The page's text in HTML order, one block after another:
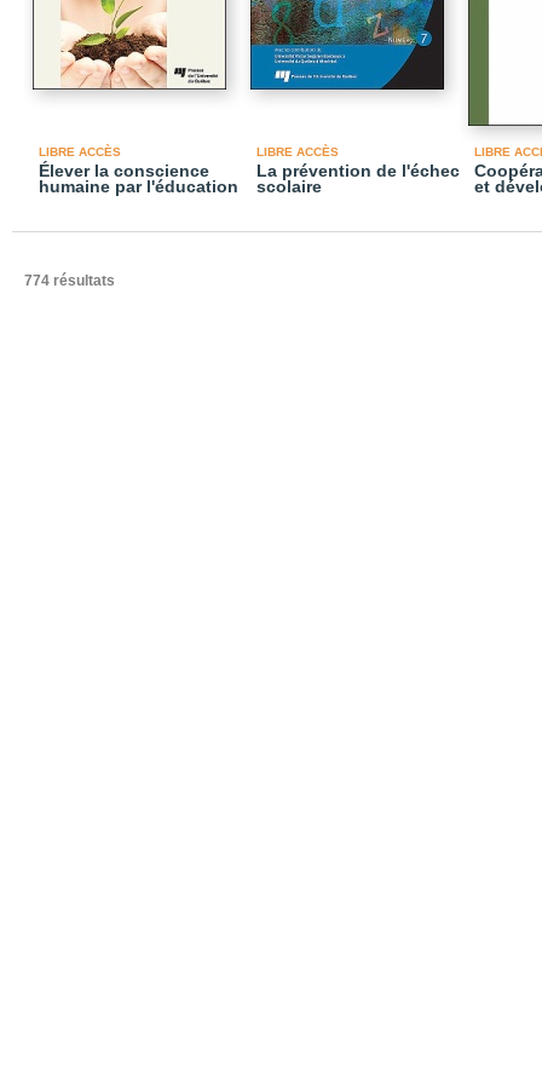
LIBRE ACCÈS
Élever la conscience
humaine par l'éducation
LIBRE ACCÈS
La prévention de l'échec
scolaire
LIBRE
et
774 résultats